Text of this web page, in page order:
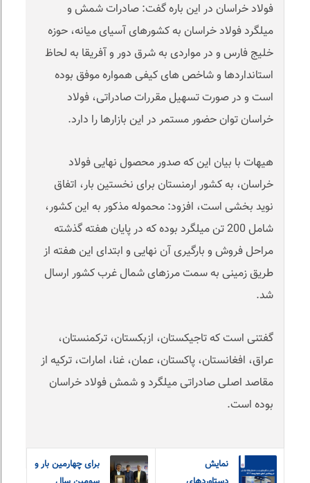
فولاد خراسان در این باره گفت: صادرات شمش و
میلگرد فولاد خراسان به کشورهای آسیای میانه، حوزه
خلیج فارس و در مواردی به شرق دور و آفریقا به لحاظ
استانداردها و شاخص های کیفی همواره موفق بوده
است و در صورت تسهیل مقررات صادراتی، فولاد
خراسان توان حضور مستمر در این بازارها را دارد.
هیهات با بیان این که صدور محصول نهایی فولاد
خراسان، به کشور ارمنستان برای نخستین بار، اتفاق
نوید بخشی است، افزود: محموله مذکور به این کشور،
شامل 200 تن میلگرد بوده که در پایان هفته گذشته
مراحل فروش و بارگیری آن نهایی و ابتدای این هفته از
طریق زمینی به سمت مرزهای شمال غرب کشور ارسال
شد.
گفتنی است که تاجیکستان، ازبکستان، ترکمنستان،
عراق، افغانستان، پاکستان، عمان، غنا، امارات، ترکیه از
مقاصد اصلی صادراتی میلگرد و شمش فولاد خراسان
بوده است.
نمایش
برای چهارمین بار و